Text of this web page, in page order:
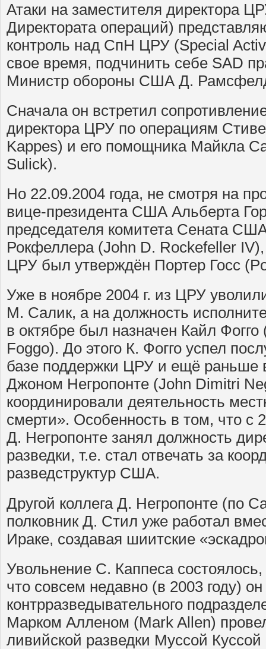
Атаки на заместителя директора
Директората операций)
контроль над СпН ЦРУ (Special
свое время, подчинить себе SAD
Министр обороны США Д.
Сначала он встретил
директора ЦРУ по операциям
Kappes) и его помощника Майкла
Sulick).
Но 22.09.2004 года, не смотря на
вице-президента США Альберта
председателя комитета Сената
Рокфеллера (John D. Rockefeller
ЦРУ был утверждён Портер Госс
Уже в ноябре 2004 г. из ЦРУ
М. Салик, а на должность
в октябре был назначен Кайл
Foggo). До этого К. Фогго успел
базе поддержки ЦРУ и ещё раньше
Джоном Негропонте (John Dimitri
координировали деятельность
смерти». Особенность в том, что с
Д. Негропонте занял должность
разведки, т.е. стал отвечать за
разведструктур США.
Другой коллега Д. Негропонте (по
полковник Д. Стил уже работал
Ираке, создавая шиитские
Увольнение С. Каппеса
что совсем недавно (в 2003 году)
контрразведывательного
Марком Алленом (Mark Allen)
ливийской разведки Муссой